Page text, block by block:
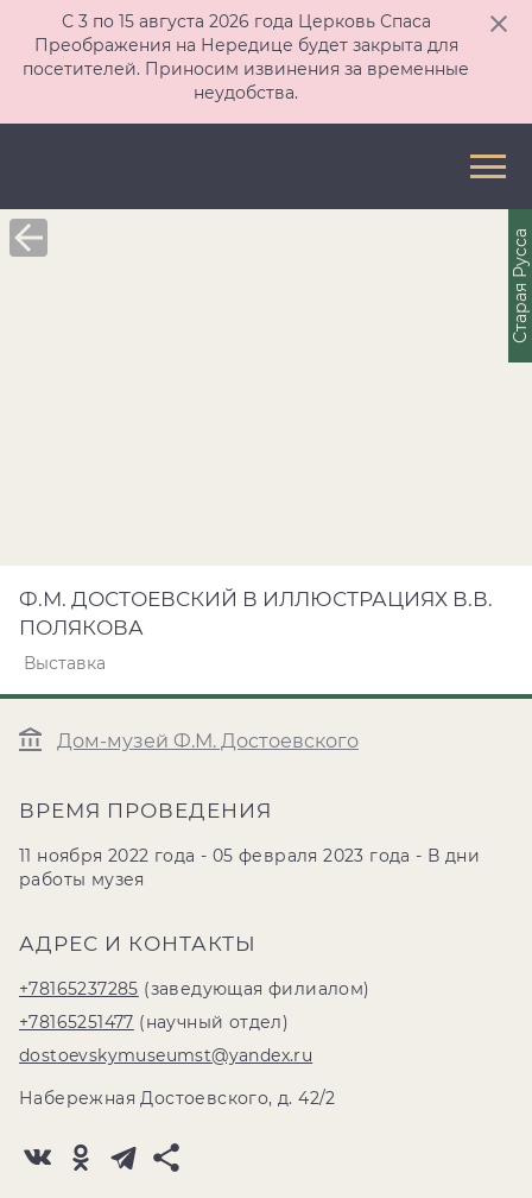
С 3 по 15 августа 2026 года Церковь Спаса
Преображения на Нередице будет закрыта для
посетителей. Приносим извинения за временные
неудобства.
Ф.М. ДОСТОЕВСКИЙ В ИЛЛЮСТРАЦИЯХ В.В.
ПОЛЯКОВА
Выставка
Дом-музей Ф.М. Достоевского
ВРЕМЯ ПРОВЕДЕНИЯ
11 ноября 2022 года - 05 февраля 2023 года - В дни
работы музея
АДРЕС И КОНТАКТЫ
+78165237285 (заведующая филиалом)
+78165251477 (научный отдел)
dostoevskymuseumst@yandex.ru
Набережная Достоевского, д. 42/2
Старая Русса